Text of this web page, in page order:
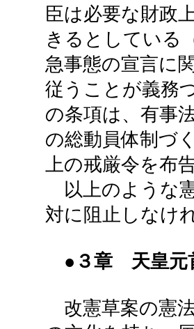
臣は必要な財政
きるとしている
急事態の宣言に
従うことが義務
の条項は、有事
の総動員体制づ
上の戒厳令を布
以上のような
対に阻止しなけ
●３章 天皇元
改憲草案の憲